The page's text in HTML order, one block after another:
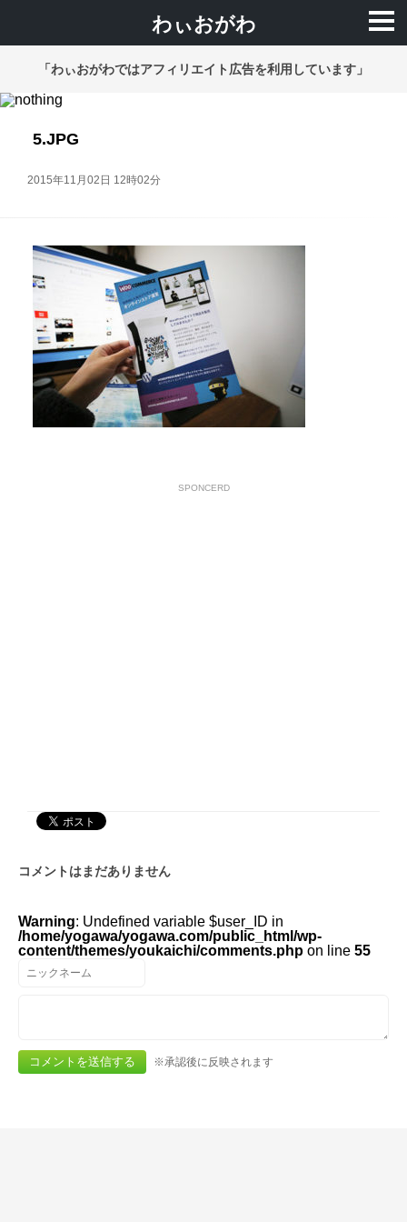
わぃおがわ
「わぃおがわではアフィリエイト広告を利用しています」
5.JPG
2015年11月02日 12時02分
SPONCERD
コメントはまだありません
Warning: Undefined variable $user_ID in
/home/yogawa/yogawa.com/public_html/wp-
content/themes/youkaichi/comments.php on line 55
※承認後に反映されます